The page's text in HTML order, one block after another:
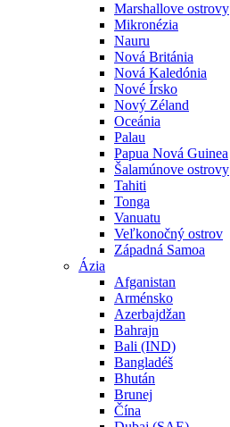
Marshallove ostrovy
Mikronézia
Nauru
Nová Británia
Nová Kaledónia
Nové Írsko
Nový Zéland
Oceánia
Palau
Papua Nová Guinea
Šalamúnove ostrovy
Tahiti
Tonga
Vanuatu
Veľkonočný ostrov
Západná Samoa
Ázia
Afganistan
Arménsko
Azerbajdžan
Bahrajn
Bali (IND)
Bangladéš
Bhután
Brunej
Čína